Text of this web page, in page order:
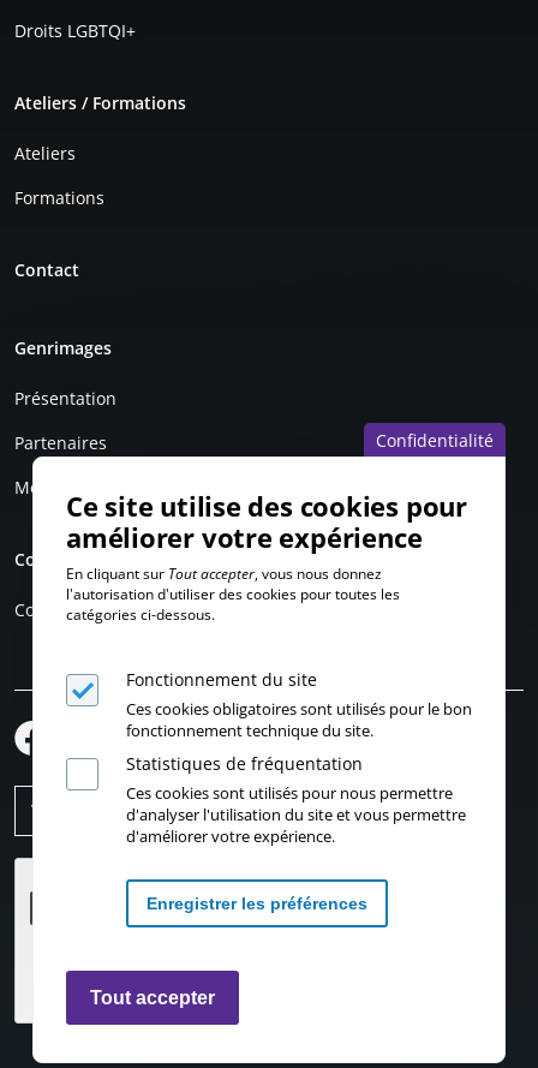
Droits LGBTQI+
Ateliers / Formations
Ateliers
Formations
Contact
Genrimages
Présentation
Partenaires
Mentions légales
Compte personnel
Connexion
Confidentialité
Ce site utilise des cookies pour
améliorer votre expérience
En cliquant sur Tout accepter, vous nous donnez
l'autorisation d'utiliser des cookies pour toutes les
catégories ci-dessous.
Fonctionnement du site
Ces cookies obligatoires sont utilisés pour le bon
fonctionnement technique du site.
Statistiques de fréquentation
Ces cookies sont utilisés pour nous permettre
d'analyser l'utilisation du site et vous permettre
d'améliorer votre expérience.
Enregistrer les préférences
Tout accepter